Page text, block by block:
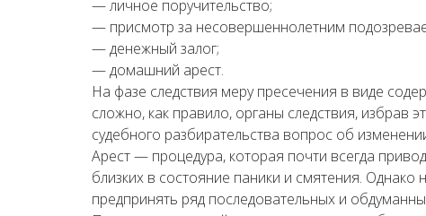
— личное поручительство;
— присмотр за несовершеннолетним
— денежный залог;
— домашний арест.
На фазе следствия меру пресечения в виде
сложно, как правило, органы следствия, избрав
судебного разбирательства вопрос об
Арест — процедура, которая почти всегда
близких в состояние паники и смятения. Однако
предпринять ряд последовательных и